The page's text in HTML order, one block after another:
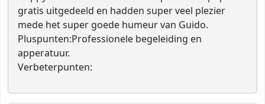
gratis uitgedeeld en hadden super veel plezier
mede het super goede humeur van Guido.
Pluspunten:Professionele begeleiding en
apperatuur.
Verbeterpunten: